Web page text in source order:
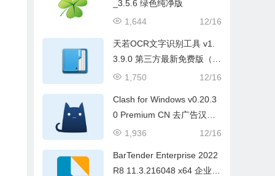
_3.5.6 绿色纯净版
12/16
1,644
天若OCR文字识别工具 v1.
3.9.0 第三方最新免费版（本
地版）
12/16
1,750
Clash for Windows v0.20.3
0 Premium CN 去广告汉化
便携版
12/16
1,936
BarTender Enterprise 2022
R8 11.3.216048 x64 企业破